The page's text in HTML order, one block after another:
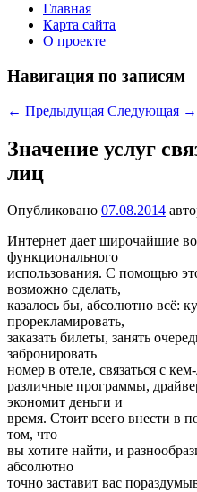
Главная
Карта сайта
О проекте
Навигация по записям
← Предыдущая Следующая →
Значение услуг
лиц
Опубликовано 07.08.2014
Интернет дает широчайшие
функционального
использования. С помощью
возможно сделать,
казалось бы, абсолютно всё:
прорекламировать,
заказать билеты, занять
забронировать
номер в отеле, связаться с
различные программы,
экономит деньги и
время. Стоит всего внести в
том, что
вы хотите найти, и
абсолютно
точно заставит вас